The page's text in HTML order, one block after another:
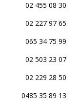
02 455 08 30
02 227 97 65
065 34 75 99
02 503 23 07
02 229 28 50
0485 35 89 13